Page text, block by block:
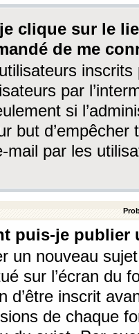
clique sur le
de me
par
si
but
mail par les
puis-je
un nouveau
sur l’écran du
d’être inscrit
de chaque